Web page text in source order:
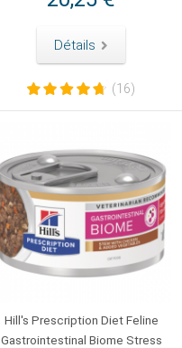
Détails
(16)
Hill's Prescription Diet Feline
Gastrointestinal Biome Stress